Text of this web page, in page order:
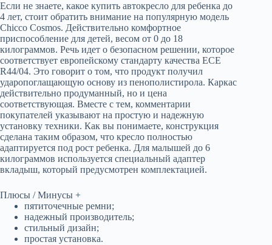
Если не знаете, какое купить автокресло для ребенка до
4 лет, стоит обратить внимание на популярную модель
Chicco Cosmos. Действительно комфортное
приспособление для детей, весом от 0 до 18
килограммов. Речь идет о безопасном решении, которое
соответствует европейскому стандарту качества ECE
R44/04. Это говорит о том, что продукт получил
ударопоглащающую основу из пенополистирола. Каркас
действительно продуманный, но и цена
соответствующая. Вместе с тем, комментарии
покупателей указывают на простую и надежную
установку техники. Как вы понимаете, конструкция
сделана таким образом, что кресло полностью
адаптируется под рост ребенка. Для малышей до 6
килограммов используется специальный адаптер
вкладыш, который предусмотрен комплектацией.
Плюсы / Минусы +
пятиточечные ремни;
надежный производитель;
стильный дизайн;
простая установка.